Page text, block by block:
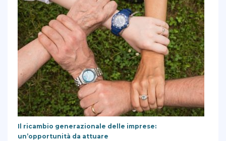
Il ricambio generazionale delle imprese:
un’opportunità da attuare